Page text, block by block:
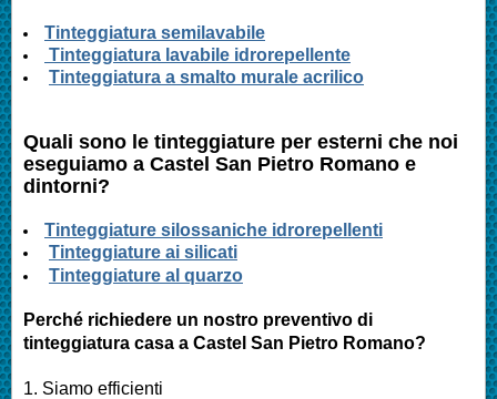
Tinteggiatura semilavabile
Tinteggiatura lavabile idrorepellente
Tinteggiatura a smalto murale acrilico
Quali sono le tinteggiature per esterni che noi
eseguiamo a Castel San Pietro Romano e
dintorni?
Tinteggiature silossaniche idrorepellenti
Tinteggiature ai silicati
Tinteggiature al quarzo
Perché richiedere un nostro preventivo di
tinteggiatura casa a Castel San Pietro Romano?
1. Siamo efficienti